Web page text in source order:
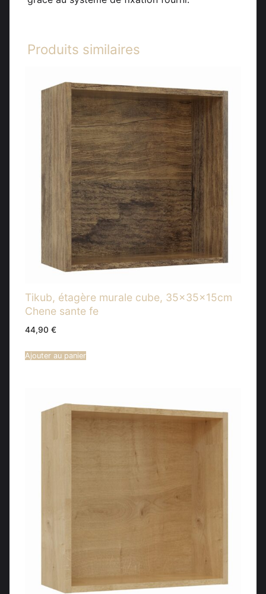
Produits similaires
Tikub, étagère murale cube, 35x35x15cm
Chene sante fe
44,90 €
Ajouter au panier